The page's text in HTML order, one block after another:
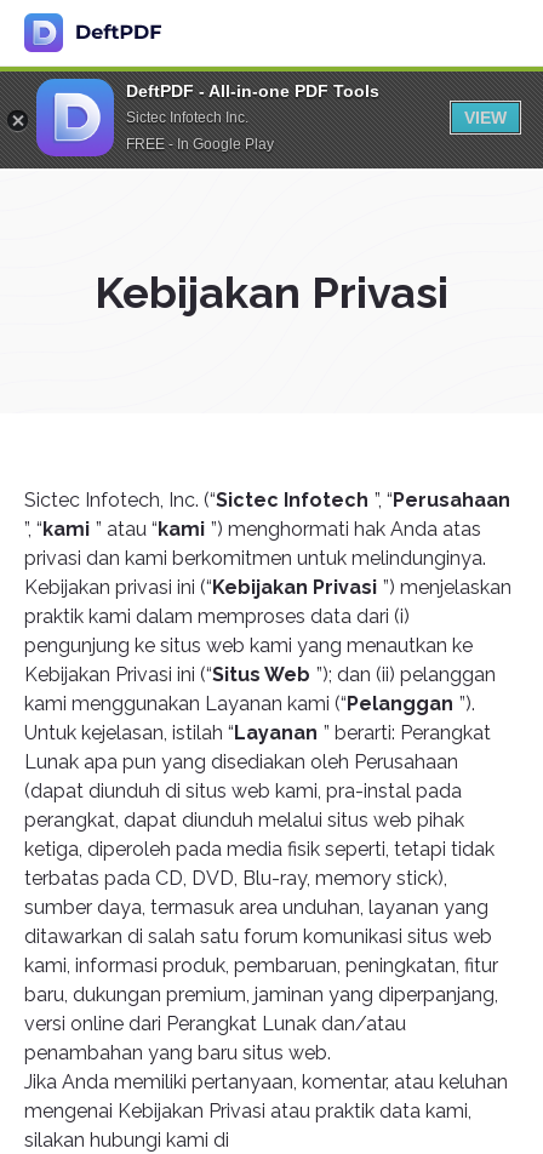
DeftPDF - All-in-one PDF Tools
Sictec Infotech Inc.
FREE - In Google Play
VIEW
Kebijakan Privasi
Sictec Infotech, Inc. (“Sictec Infotech ”, “Perusahaan
”, “kami ” atau “kami ”) menghormati hak Anda atas
privasi dan kami berkomitmen untuk melindunginya.
Kebijakan privasi ini (“Kebijakan Privasi ”) menjelaskan
praktik kami dalam memproses data dari (i)
pengunjung ke situs web kami yang menautkan ke
Kebijakan Privasi ini (“Situs Web ”); dan (ii) pelanggan
kami menggunakan Layanan kami (“Pelanggan ”).
Untuk kejelasan, istilah “Layanan ” berarti: Perangkat
Lunak apa pun yang disediakan oleh Perusahaan
(dapat diunduh di situs web kami, pra-instal pada
perangkat, dapat diunduh melalui situs web pihak
ketiga, diperoleh pada media fisik seperti, tetapi tidak
terbatas pada CD, DVD, Blu-ray, memory stick),
sumber daya, termasuk area unduhan, layanan yang
ditawarkan di salah satu forum komunikasi situs web
kami, informasi produk, pembaruan, peningkatan, fitur
baru, dukungan premium, jaminan yang diperpanjang,
versi online dari Perangkat Lunak dan/atau
penambahan yang baru situs web.
Jika Anda memiliki pertanyaan, komentar, atau keluhan
mengenai Kebijakan Privasi atau praktik data kami,
silakan hubungi kami di